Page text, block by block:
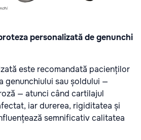
personalizată de genunchi
este recomandată pacienților
genunchiului sau șoldului —
— atunci când cartilajul
iar durerea, rigiditatea și
semnificativ calitatea